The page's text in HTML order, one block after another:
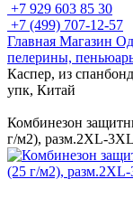
+7 929 603 85 30
+7 (499) 707-12-57
Главная Магазин
пелерины,
Каспер, из
упк, Китай
Комбинезон
г/м2), разм.2XL-